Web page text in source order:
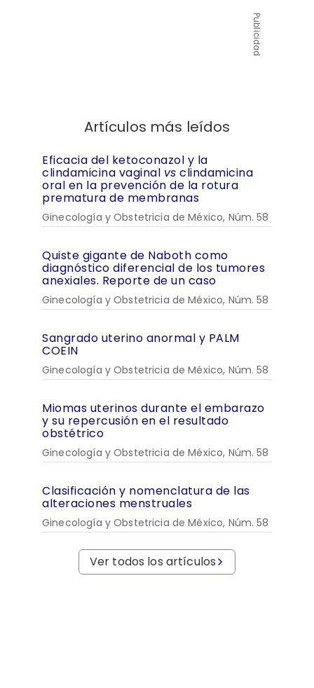
Publicidad
Artículos más leídos
Eficacia del ketoconazol y la
clindamicina vaginal vs clindamicina
oral en la prevención de la rotura
prematura de membranas
Ginecología y Obstetricia de México, Núm. 58
Quiste gigante de Naboth como
diagnóstico diferencial de los tumores
anexiales. Reporte de un caso
Ginecología y Obstetricia de México, Núm. 58
Sangrado uterino anormal y PALM
COEIN
Ginecología y Obstetricia de México, Núm. 58
Miomas uterinos durante el embarazo
y su repercusión en el resultado
obstétrico
Ginecología y Obstetricia de México, Núm. 58
Clasificación y nomenclatura de las
alteraciones menstruales
Ginecología y Obstetricia de México, Núm. 58
Ver todos los artículos